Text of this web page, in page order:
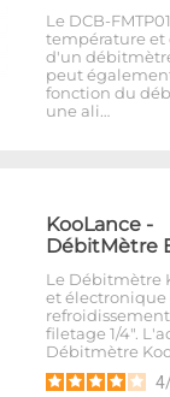
Le DCB-
température et
d'un
peut
fonction du
une ali…
KooLance -
DébitMètre
Le Débitmètre
et
filetage 1/4".
Débitmètre
4/